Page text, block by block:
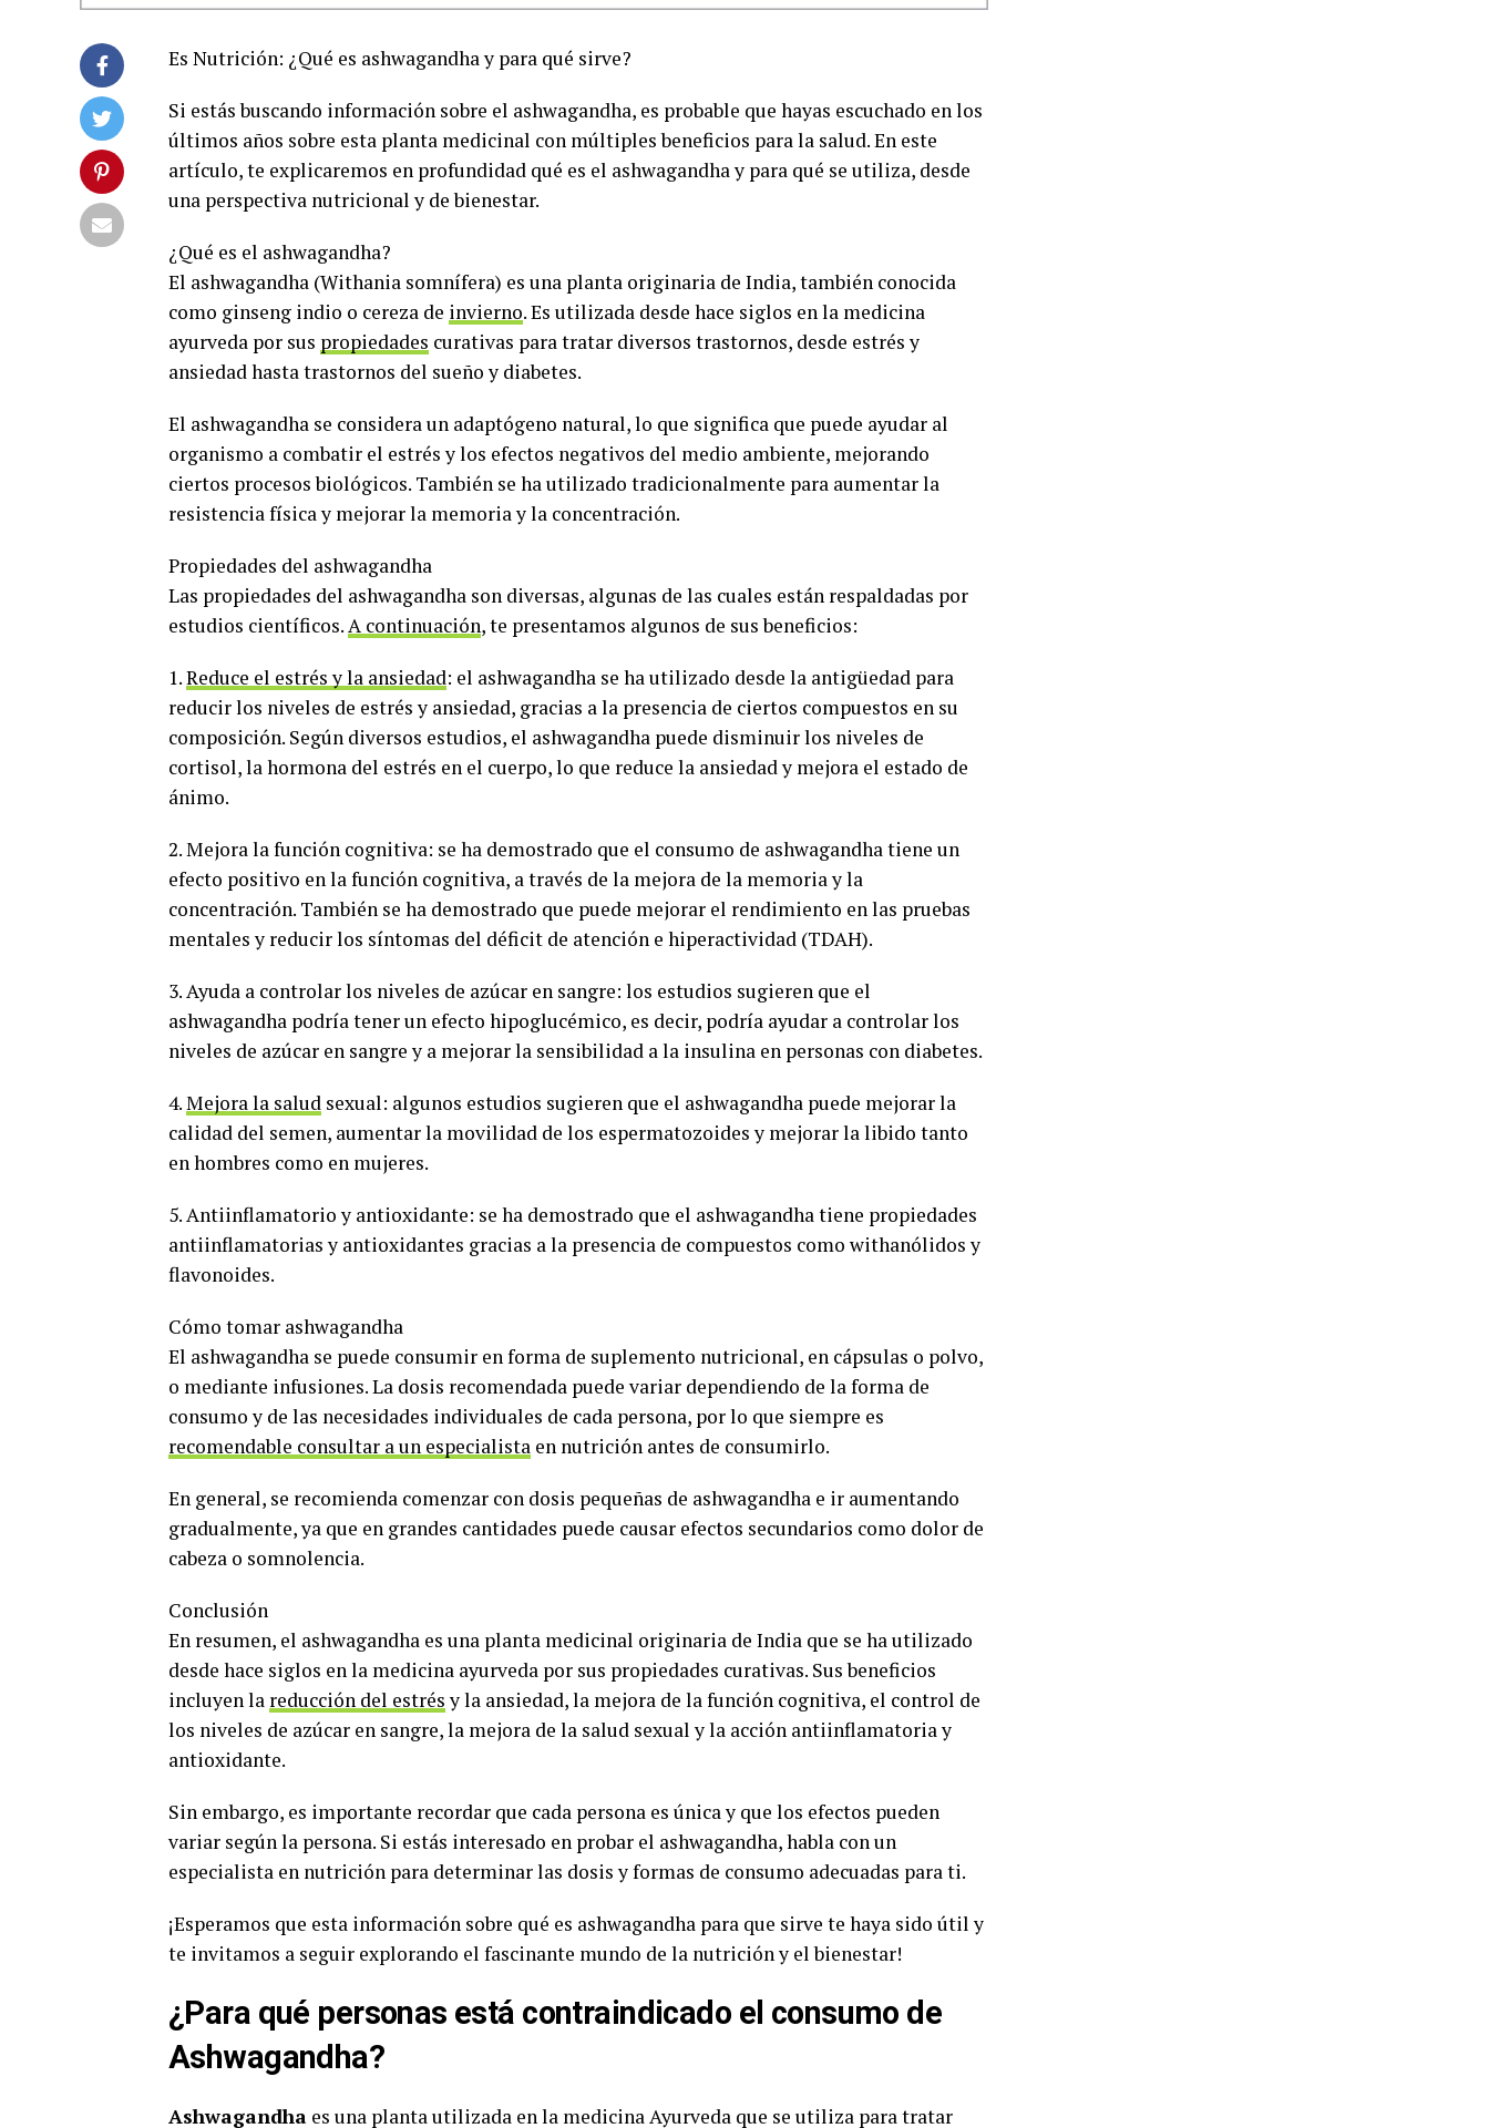
Es Nutrición: ¿Qué es ashwagandha y para qué sirve?
Si estás buscando información sobre el ashwagandha, es probable que hayas escuchado en los
últimos años sobre esta planta medicinal con múltiples beneficios para la salud. En este
artículo, te explicaremos en profundidad qué es el ashwagandha y para qué se utiliza, desde
una perspectiva nutricional y de bienestar.
¿Qué es el ashwagandha?
El ashwagandha (Withania somnífera) es una planta originaria de India, también conocida
como ginseng indio o cereza de invierno. Es utilizada desde hace siglos en la medicina
ayurveda por sus propiedades curativas para tratar diversos trastornos, desde estrés y
ansiedad hasta trastornos del sueño y diabetes.
El ashwagandha se considera un adaptógeno natural, lo que significa que puede ayudar al
organismo a combatir el estrés y los efectos negativos del medio ambiente, mejorando
ciertos procesos biológicos. También se ha utilizado tradicionalmente para aumentar la
resistencia física y mejorar la memoria y la concentración.
Propiedades del ashwagandha
Las propiedades del ashwagandha son diversas, algunas de las cuales están respaldadas por
estudios científicos.A continuación, te presentamos algunos de sus beneficios:
1.Reduce el estrés y la ansiedad: el ashwagandha se ha utilizado desde la antigüedad para
reducir los niveles de estrés y ansiedad, gracias a la presencia de ciertos compuestos en su
composición. Según diversos estudios, el ashwagandha puede disminuir los niveles de
cortisol, la hormona del estrés en el cuerpo, lo que reduce la ansiedad y mejora el estado de
ánimo.
2. Mejora la función cognitiva: se ha demostrado que el consumo de ashwagandha tiene un
efecto positivo en la función cognitiva, a través de la mejora de la memoria y la
concentración. También se ha demostrado que puede mejorar el rendimiento en las pruebas
mentales y reducir los síntomas del déficit de atención e hiperactividad (TDAH).
3. Ayuda a controlar los niveles de azúcar en sangre: los estudios sugieren que el
ashwagandha podría tener un efecto hipoglucémico, es decir, podría ayudar a controlar los
niveles de azúcar en sangre y a mejorar la sensibilidad a la insulina en personas con diabetes.
4.Mejora la salud sexual: algunos estudios sugieren que el ashwagandha puede mejorar la
calidad del semen, aumentar la movilidad de los espermatozoides y mejorar la libido tanto
en hombres como en mujeres.
5. Antiinflamatorio y antioxidante: se ha demostrado que el ashwagandha tiene propiedades
antiinflamatorias y antioxidantes gracias a la presencia de compuestos como withanólidos y
flavonoides.
Cómo tomar ashwagandha
El ashwagandha se puede consumir en forma de suplemento nutricional, en cápsulas o polvo,
o mediante infusiones. La dosis recomendada puede variar dependiendo de la forma de
consumo y de las necesidades individuales de cada persona, por lo que siempre es
recomendable consultar a un especialista en nutrición antes de consumirlo.
En general, se recomienda comenzar con dosis pequeñas de ashwagandha e ir aumentando
gradualmente, ya que en grandes cantidades puede causar efectos secundarios como dolor de
cabeza o somnolencia.
Conclusión
En resumen, el ashwagandha es una planta medicinal originaria de India que se ha utilizado
desde hace siglos en la medicina ayurveda por sus propiedades curativas. Sus beneficios
incluyen la reducción del estrésy la ansiedad, la mejora de la función cognitiva, el control de
los niveles de azúcar en sangre, la mejora de la salud sexual y la acción antiinflamatoria y
antioxidante.
Sin embargo, es importante recordar que cada persona es única y que los efectos pueden
variar según la persona. Si estás interesado en probar el ashwagandha, habla con un
especialista en nutrición para determinar las dosis y formas de consumo adecuadas para ti.
¡Esperamos que esta información sobre qué es ashwagandha para que sirve te haya sido útil y
te invitamos a seguir explorando el fascinante mundo de la nutrición y el bienestar!
¿Para qué personas está contraindicado el consumo de
Ashwagandha?
Ashwagandha es una planta utilizada en la medicina Ayurveda que se utiliza para tratar